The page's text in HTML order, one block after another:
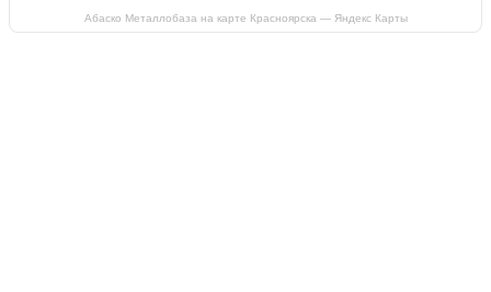
Абаско Металлобаза на карте Красноярска — Яндекс Карты